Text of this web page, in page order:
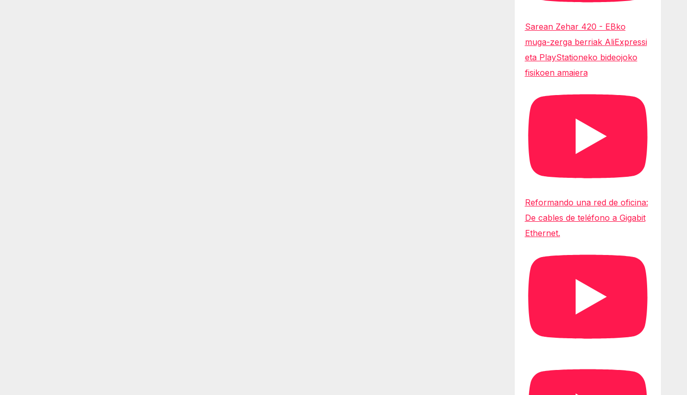
Sarean Zehar 420 - EBko
muga-zerga berriak AliExpressi
eta PlayStationeko bideojoko
fisikoen amaiera
Reformando una red de oficina:
De cables de teléfono a Gigabit
Ethernet.